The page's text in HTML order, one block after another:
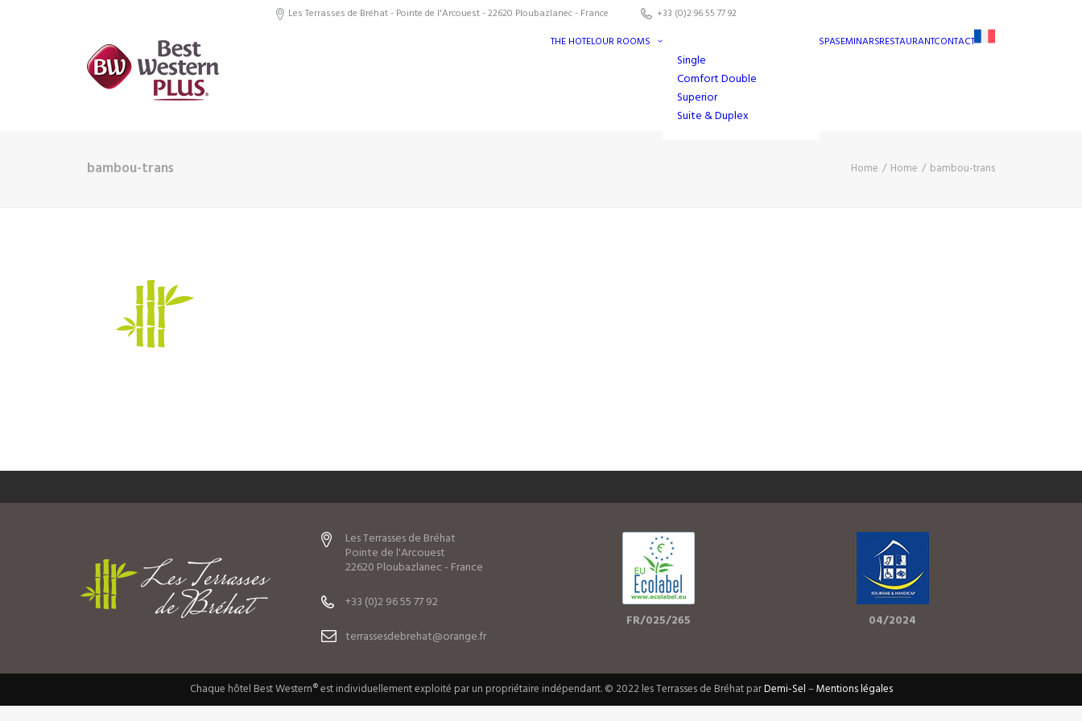
Les Terrasses de Bréhat - Pointe de l'Arcouest - 22620 Ploubazlanec - France
+33 (0)2 96 55 77 92
THE HOTELOUR ROOMS
Single
Comfort Double
Superior
Suite & Duplex
SPASEMINARSRESTAURANTCONTACT
bambou-trans Home Home bambou-trans
Les Terrasses de Bréhat
Pointe de l'Arcouest
22620 Ploubazlanec - France
+33 (0)2 96 55 77 92
terrassesdebrehat@orange.fr
FR/025/265 04/2024
Chaque hôtel Best Western® est individuellement exploité par un propriétaire indépendant. © 2022 les Terrasses de Bréhat parDemi-Sel–Mentions légales